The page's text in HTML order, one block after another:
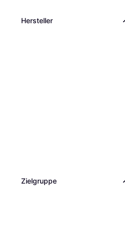
Hersteller
Zielgruppe